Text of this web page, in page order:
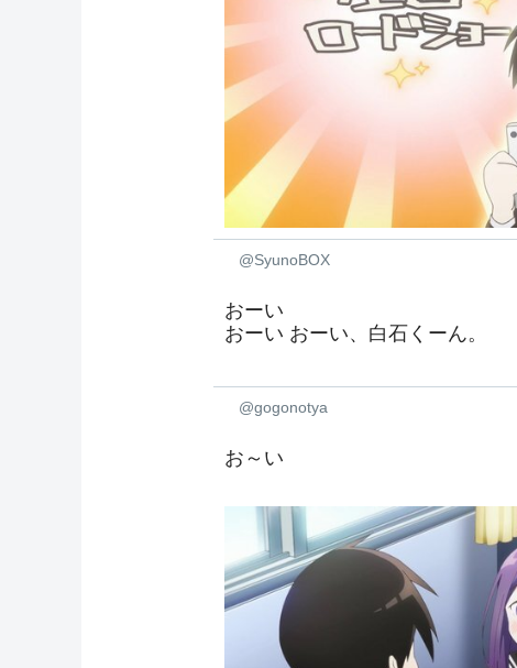
@SyunoBOX
おーい
おーい おーい、白石くーん。
@gogonotya
お～い